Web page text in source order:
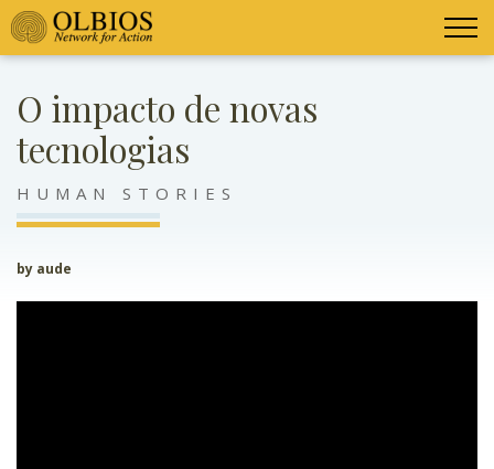
O impacto de novas
tecnologias
HUMAN STORIES
by aude